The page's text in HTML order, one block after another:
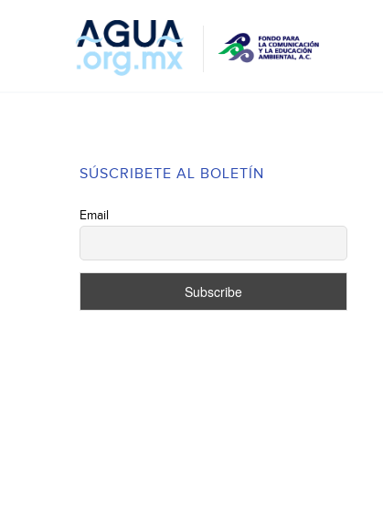
SÚSCRIBETE AL BOLETÍN
Email